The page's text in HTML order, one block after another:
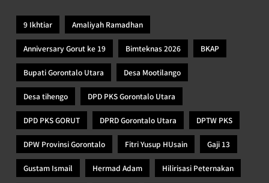
9 Ikhtiar Amaliyah Ramadhan
Anniversary Gorut ke 19 Bimteknas 2026 BKAP
Bupati Gorontalo Utara Desa Mootilango
Desa tihengo DPD PKS Gorontalo Utara
DPD PKS GORUT DPRD Gorontalo Utara DPTW PKS
DPW Provinsi Gorontalo Fitri Yusup HUsain Gaji 13
Gustam Ismail Hermad Adam Hilirisasi Peternakan